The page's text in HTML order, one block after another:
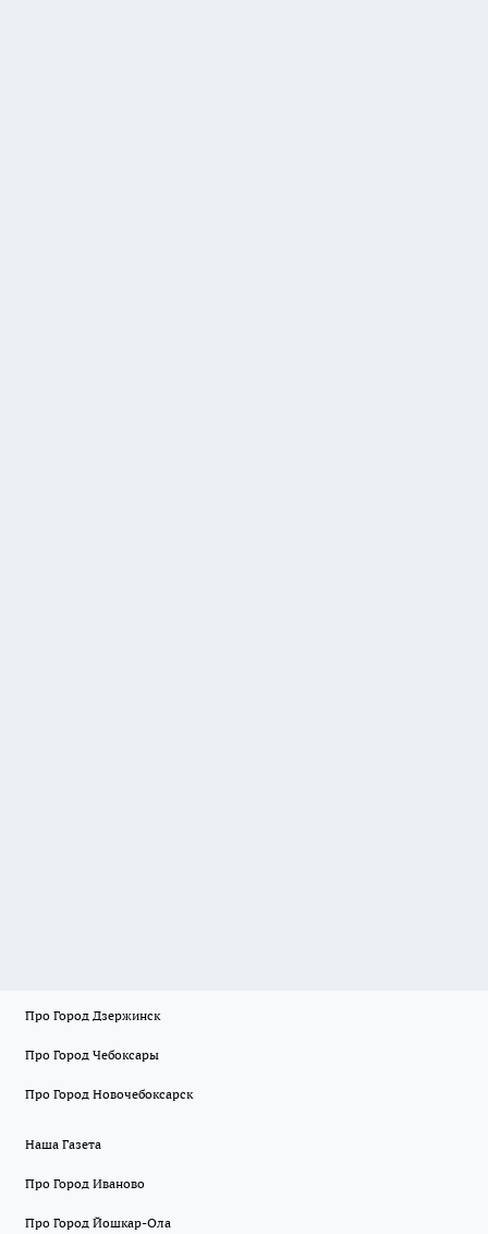
Про Город Дзержинск
Про Город Чебоксары
Про Город Новочебоксарск
Наша Газета
Про Город Иваново
Про Город Йошкар-Ола